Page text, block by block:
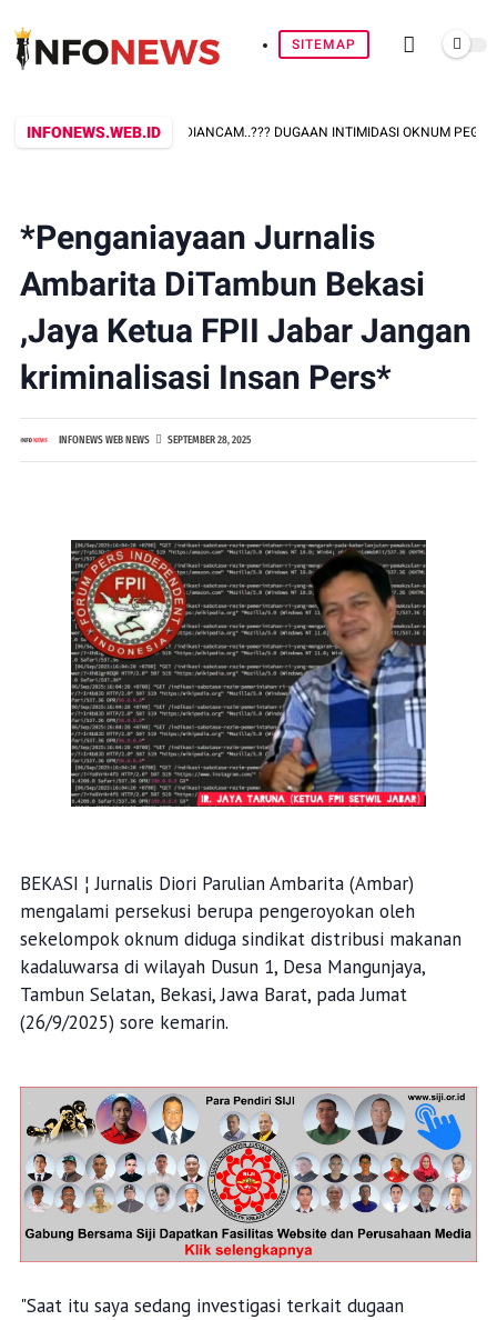
SITEMAP
INFONEWS.WEB.ID
PERKARA, MALAH DIANCAM..??? DUGAAN INTIMIDASI OKNUM PEGAWAI
*Penganiayaan Jurnalis
Ambarita DiTambun Bekasi
,Jaya Ketua FPII Jabar Jangan
kriminalisasi Insan Pers*
INFONEWS WEB NEWS SEPTEMBER 28, 2025
BEKASI ¦ Jurnalis Diori Parulian Ambarita (Ambar)
mengalami persekusi berupa pengeroyokan oleh
sekelompok oknum diduga sindikat distribusi makanan
kadaluwarsa di wilayah Dusun 1, Desa Mangunjaya,
Tambun Selatan, Bekasi, Jawa Barat, pada Jumat
(26/9/2025) sore kemarin.
"Saat itu saya sedang investigasi terkait dugaan